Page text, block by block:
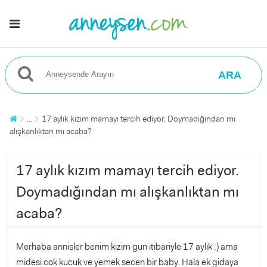
ARA
...
17 aylık kızım mamayı tercih ediyor. Doymadığından mı
alışkanlıktan mı acaba?
17 aylık kızım mamayı tercih ediyor.
Doymadığından mı alışkanlıktan mı
acaba?
Merhaba annisler benim kizim gun itibariyle 17 aylik :) ama
midesi cok kucuk ve yemek secen bir baby. Hala ek gidaya